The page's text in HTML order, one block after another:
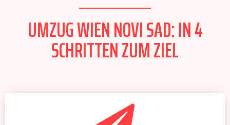
UMZUG WIEN NOVI SAD: IN 4
SCHRITTEN ZUM ZIEL